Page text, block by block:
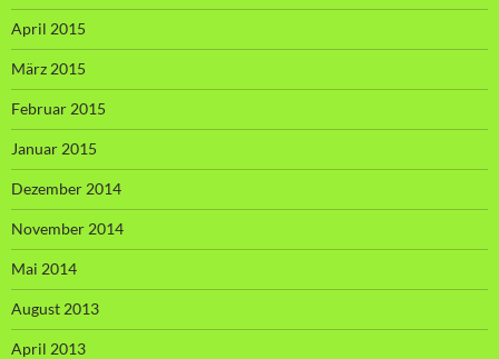
April 2015
März 2015
Februar 2015
Januar 2015
Dezember 2014
November 2014
Mai 2014
August 2013
April 2013